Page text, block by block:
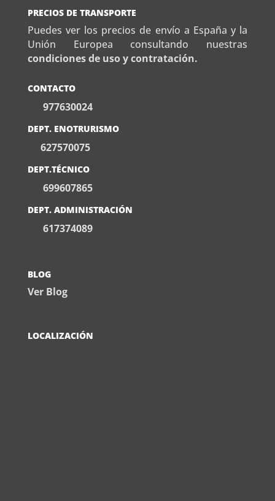
PRECIOS DE TRANSPORTE
Puedes ver los precios de envío a España y la
Unión Europea consultando nuestras
condiciones de uso y contratación.
CONTACTO
977630024
DEPT. ENOTRURISMO
627570075
DEPT.TÉCNICO
699607865
DEPT. ADMINISTRACIÓN
617374089
BLOG
Ver Blog
LOCALIZACIÓN